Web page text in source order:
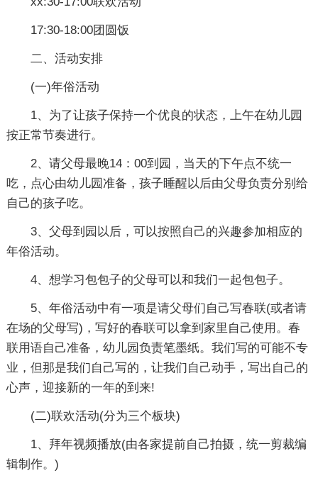
17:30-18:00团圆饭
二、活动安排
(一)年俗活动
1、为了让孩子保持一个优良的状态，上午在幼儿园
按正常节奏进行。
2、请父母最晚14：00到园，当天的下午点不统一
吃，点心由幼儿园准备，孩子睡醒以后由父母负责分别给
自己的孩子吃。
3、父母到园以后，可以按照自己的兴趣参加相应的
年俗活动。
4、想学习包包子的父母可以和我们一起包包子。
5、年俗活动中有一项是请父母们自己写春联(或者请
在场的父母写)，写好的春联可以拿到家里自己使用。春
联用语自己准备，幼儿园负责笔墨纸。我们写的可能不专
业，但那是我们自己写的，让我们自己动手，写出自己的
心声，迎接新的一年的到来!
(二)联欢活动(分为三个板块)
1、拜年视频播放(由各家提前自己拍摄，统一剪裁编
辑制作。)